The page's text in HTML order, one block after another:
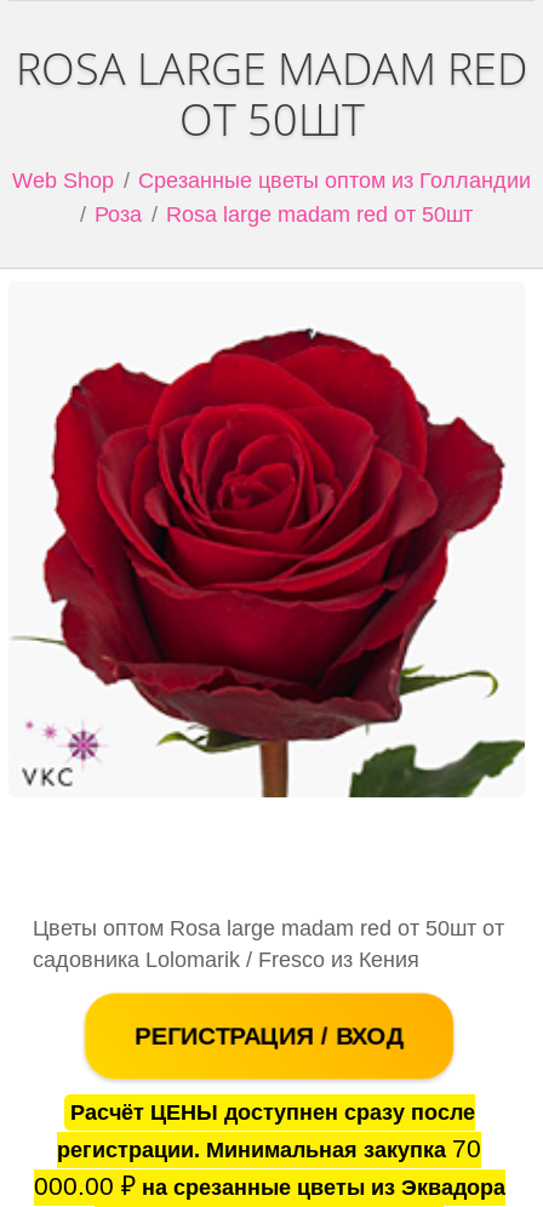
ROSA LARGE MADAM RED
ОТ 50ШТ
Web Shop
Срезанные цветы оптом из Голландии
Роза
Rosa large madam red от 50шт
Цветы оптом Rosa large madam red от 50шт от
садовника Lolomarik / Fresco из Кения
РЕГИСТРАЦИЯ / ВХОД
Расчёт ЦЕНЫ доступнен сразу после
регистрации. Минимальная закупка 70
000.00 ₽на срезанные цветы из Эквадора